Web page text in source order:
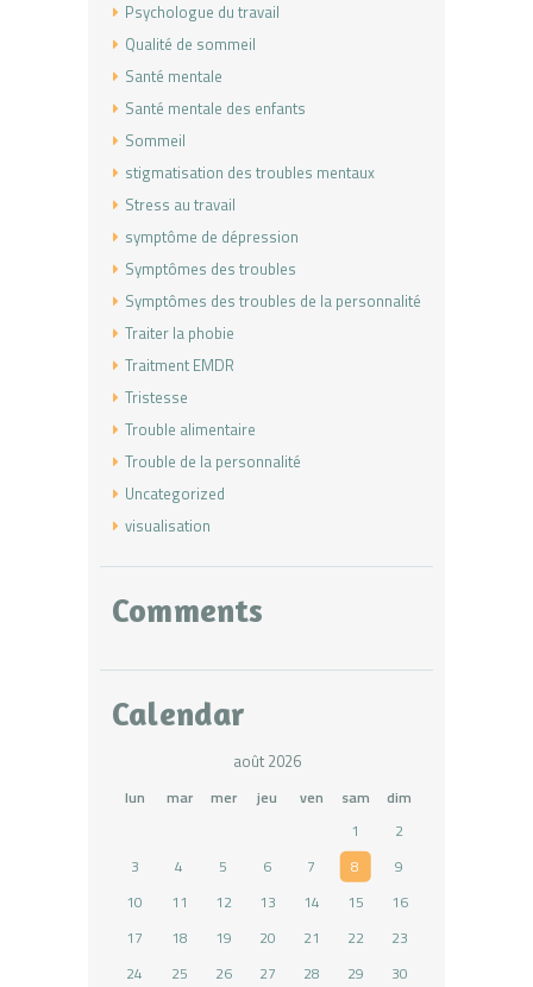
Psychologue du travail
Qualité de sommeil
Santé mentale
Santé mentale des enfants
Sommeil
stigmatisation des troubles mentaux
Stress au travail
symptôme de dépression
Symptômes des troubles
Symptômes des troubles de la personnalité
Traiter la phobie
Traitment EMDR
Tristesse
Trouble alimentaire
Trouble de la personnalité
Uncategorized
visualisation
Comments
Calendar
août 2026
lun mar mer jeu ven sam
dim
1
2
3
4 5 6 7 8
9
10
11 12 13 14 15
16
17
18 19 20 21 22
23
24
25 26 27 28 29
30